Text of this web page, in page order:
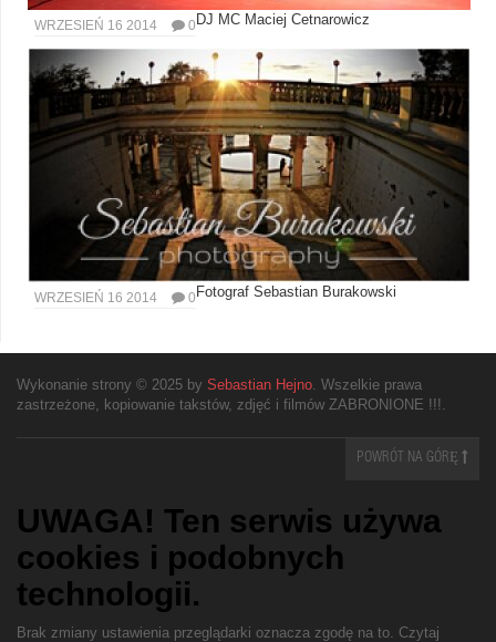
WRZESIEŃ 16 2014 0DJ MC Maciej Cetnarowicz
WRZESIEŃ 16 2014 0Fotograf Sebastian Burakowski
Wykonanie strony © 2025 by Sebastian Hejno . Wszelkie prawa
zastrzeżone, kopiowanie takstów, zdjęć i filmów ZABRONIONE !!!.
POWRÓT NA GÓRĘ
UWAGA! Ten serwis używa
cookies i podobnych
technologii.
Brak zmiany ustawienia przeglądarki oznacza zgodę na to. Czytaj